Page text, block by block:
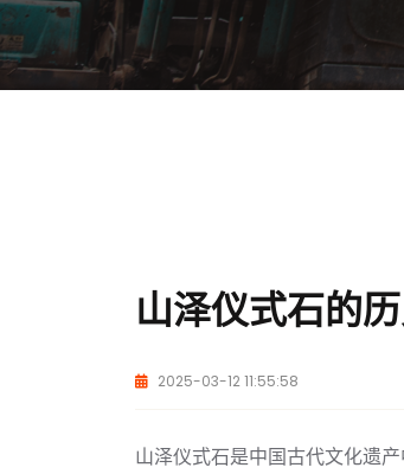
山泽仪式石的
2025-03-12 11:55:58
山泽仪式石是中国古代文化遗